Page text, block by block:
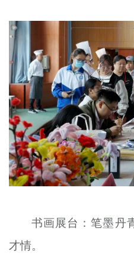
书画展台：笔墨丹
才情。